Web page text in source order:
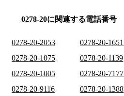
0278-20に関連する電話番号
0278-20-2053 0278-20-1651
0278-20-1075
0278-20-1139
0278-20-1005
0278-20-7177
0278-20-9116
0278-20-1388